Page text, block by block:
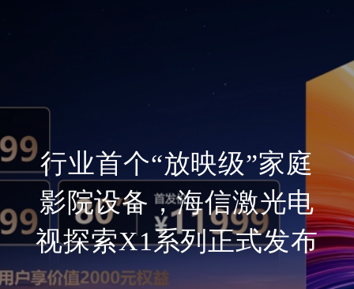
行业首个“放映级”家庭
影院设备，海信激光电
视探索X1系列正式发布